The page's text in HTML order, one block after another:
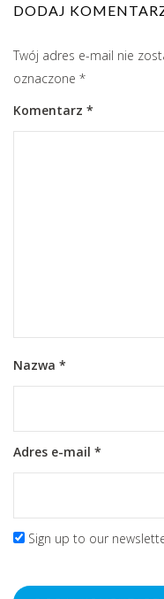
DODAJ
Twój adres e-mail nie
oznaczone *
Komentarz *
Nazwa *
Adres e-mail *
Sign up to our